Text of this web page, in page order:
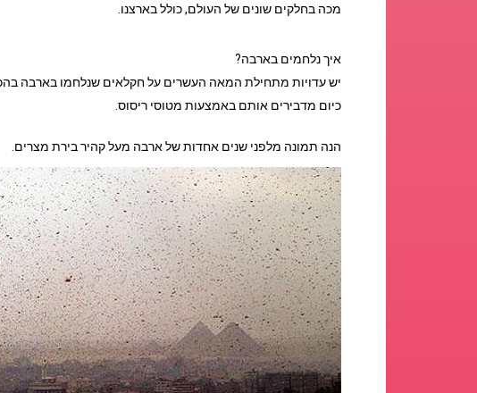
מכה בחלקים שונים של העולם, כולל בארצנו.
איך נלחמים בארבה?
יש עדויות מתחילת המאה העשרים על חקלאים שנלחמו בארבה
כיום מדבירים אותם באמצעות מטוסי ריסוס.
הנה תמונה מלפני שנים אחדות של ארבה מעל קהיר בירת מצרים.